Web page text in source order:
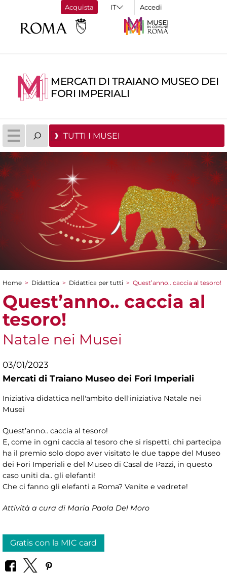
Acquista Accedi
MERCATI DI TRAIANO MUSEO DEI
FORI IMPERIALI
TUTTI I MUSEI
Tu sei qui
Home > Didattica > Didattica per tutti > Quest’anno.. caccia al tesoro!
Quest’anno.. caccia al
tesoro!
Natale nei Musei
03/01/2023
Mercati di Traiano Museo dei Fori Imperiali
Iniziativa didattica nell'ambito dell'iniziativa Natale nei
Musei
Quest’anno.. caccia al tesoro!
E, come in ogni caccia al tesoro che si rispetti, chi partecipa
ha il premio solo dopo aver visitato le due tappe del Museo
dei Fori Imperiali e del Museo di Casal de Pazzi, in questo
caso uniti da.. gli elefanti!
Che ci fanno gli elefanti a Roma? Venite e vedrete!
Attività a cura di Maria Paola Del Moro
Gratis con la MIC card